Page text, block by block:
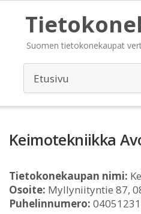
Suomen tietokonekaupat
Keimotekniikka
Tietokonekaupan nimi:
Osoite: Myllyniityntie 87,
Puhelinnumero: